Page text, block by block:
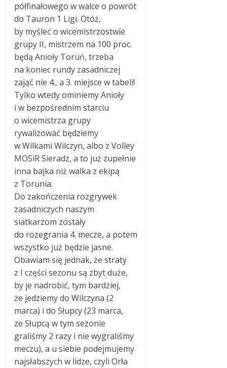
półfinałowego w walce o powrót
do Tauron 1 Ligi. Otóż,
by myśleć o wicemistrzostwie
grupy II, mistrzem na 100 proc.
będą Anioły Toruń, trzeba
na koniec rundy zasadniczej
zająć nie 4., a 3. miejsce w tabeli!
Tylko wtedy ominiemy Anioły
i w bezpośrednim starciu
o wicemistrza grupy
rywalizować będziemy
w Wilkami Wilczyn, albo z Volley
MOSiR Sieradz, a to już zupełnie
inna bajka niż walka z ekipą
z Torunia.
Do zakończenia rozgrywek
zasadniczych naszym
siatkarzom zostały
do rozegrania 4. mecze, a potem
wszystko już będzie jasne.
Obawiam się jednak, że straty
z I części sezonu są zbyt duże,
by je nadrobić, tym bardziej,
że jedziemy do Wilczyna (2
marca) i do Słupcy (23 marca,
ze Słupcą w tym sezonie
graliśmy 2 razy i nie wygraliśmy
meczu), a u siebie podejmujemy
najsłabszych w lidze, czyli Orła